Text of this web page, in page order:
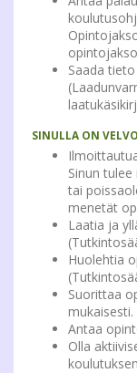
Saada
SINULLA ON
Sinun
tai
menetät
Laatia ja
Huolehtia
Suorittaa
Antaa
Olla